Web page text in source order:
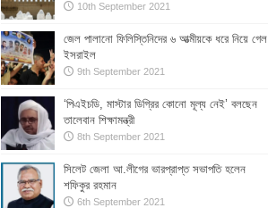
10th September 2021
জেল পালানো ফিলিস্তিনিদের ৬ আত্মীয়কে ধরে নিয়ে গেল
ইসরাইল
9th September 2021
‘পিএইচডি, মাস্টার ডিগ্রির কোনো মূল্য নেই’ বলছেন
তালেবান শিক্ষামন্ত্রী
8th September 2021
সিলেট জেলা আ.লীগের ভারপ্রাপ্ত সভাপতি হলেন
শফিকুর রহমান
6th September 2021